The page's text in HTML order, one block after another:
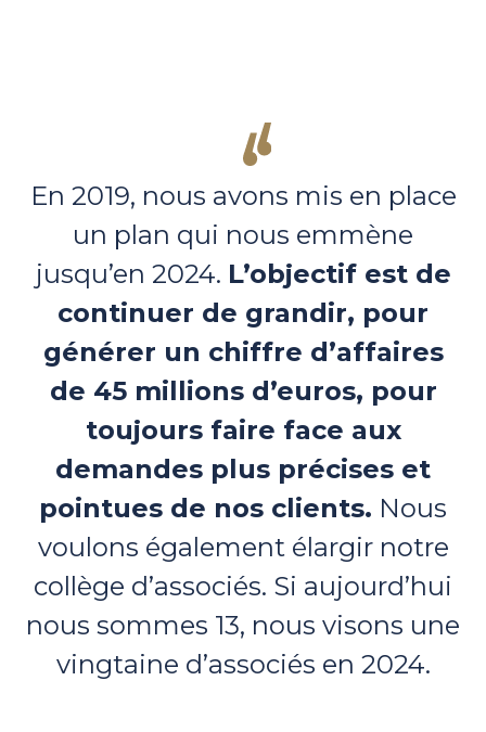
En 2019, nous avons mis en place
un plan qui nous emmène
jusqu’en 2024. L’objectif est de
continuer de grandir, pour
générer un chiffre d’affaires
de 45 millions d’euros, pour
toujours faire face aux
demandes plus précises et
pointues de nos clients. Nous
voulons également élargir notre
collège d’associés. Si aujourd’hui
nous sommes 13, nous visons une
vingtaine d’associés en 2024.